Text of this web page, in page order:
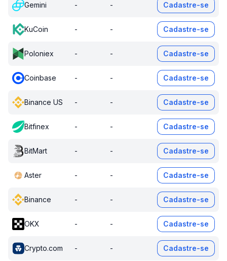
Gemini - - Cadastre-se
KuCoin - - Cadastre-se
Poloniex - - Cadastre-se
Coinbase - - Cadastre-se
Binance US - - Cadastre-se
Bitfinex - - Cadastre-se
BitMart - - Cadastre-se
Aster - - Cadastre-se
Binance - - Cadastre-se
OKX - - Cadastre-se
Crypto.com - - Cadastre-se